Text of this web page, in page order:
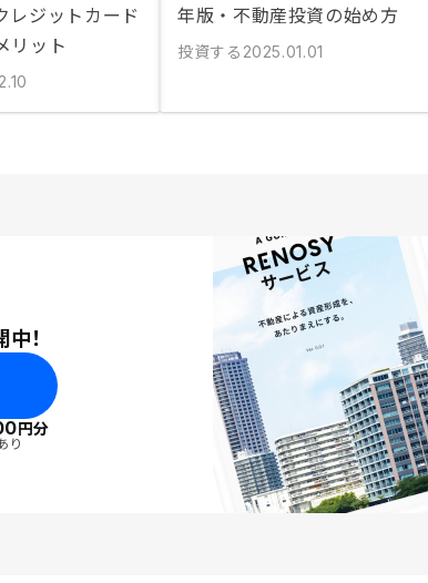
レジットカード
リット
年版・不動産投資の始め方
投資する 2025.01.01
！
円分
り